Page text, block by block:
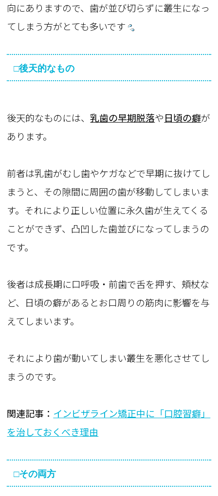
向にありますので、歯が並び切らずに叢生になっ
てしまう方がとても多いです
□後天的なもの
後天的なものには、乳歯の早期脱落や日頃の癖が
あります。
前者は乳歯がむし歯やケガなどで早期に抜けてし
まうと、その隙間に周囲の歯が移動してしまいま
す。それにより正しい位置に永久歯が生えてくる
ことができず、凸凹した歯並びになってしまうの
です。
後者は成長期に口呼吸・前歯で舌を押す、頬杖な
ど、日頃の癖があるとお口周りの筋肉に影響を与
えてしまいます。
それにより歯が動いてしまい叢生を悪化させてし
まうのです。
関連記事： インビザライン矯正中に「口腔習癖」
を治しておくべき理由
□その両方